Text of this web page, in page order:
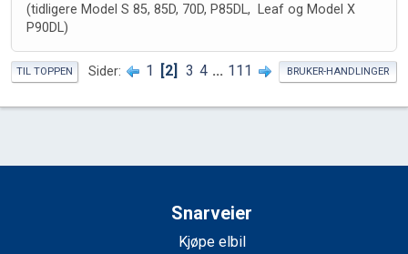
(tidligere Model S 85, 85D, 70D, P85DL, Leaf og Model X
P90DL)
TIL TOPPEN Sider 1 2 3 4 ... 111 BRUKER-HANDLINGER
Snarveier
Kjøpe elbil